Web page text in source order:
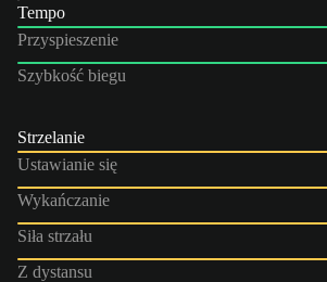
Tempo
Przyspieszenie
Szybkość biegu
Strzelanie
Ustawianie się
Wykańczanie
Siła strzału
Z dystansu